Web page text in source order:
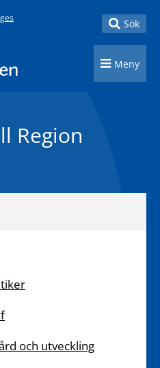
Toggle
Sök
Toggle
Meny
Region
och utveckling